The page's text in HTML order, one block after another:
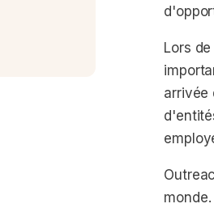
Lors
arrivée